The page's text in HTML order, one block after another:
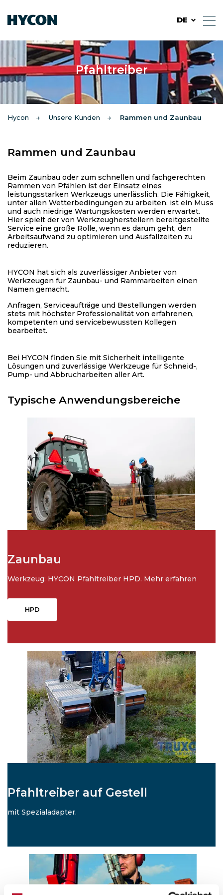
DE
Pfahltreiber
Hycon Unsere Kunden Rammen und Zaunbau
Rammen und Zaunbau
Beim Zaunbau oder zum schnellen und fachgerechten
Rammen von Pfählen ist der Einsatz eines
leistungsstarken Werkzeugs unerlässlich. Die Fähigkeit,
unter allen Wetterbedingungen zu arbeiten, ist ein Muss
und auch niedrige Wartungskosten werden erwartet.
Hier spielt der von Werkzeugherstellern bereitgestellte
Service eine große Rolle, wenn es darum geht, den
Arbeitsaufwand zu optimieren und Ausfallzeiten zu
reduzieren.
HYCON hat sich als zuverlässiger Anbieter von
Werkzeugen für Zaunbau- und Rammarbeiten einen
Namen gemacht.
Anfragen, Serviceaufträge und Bestellungen werden
stets mit höchster Professionalität von erfahrenen,
kompetenten und servicebewussten Kollegen
bearbeitet.
Bei HYCON finden Sie mit Sicherheit intelligente
Lösungen und zuverlässige Werkzeuge für Schneid-,
Pump- und Abbrucharbeiten aller Art.
Typische Anwendungsbereiche
Zaunbau
Werkzeug: HYCON Pfahltreiber HPD. Mehr erfahren
HPD
Pfahltreiber auf Gestell
mit Spezialadapter.